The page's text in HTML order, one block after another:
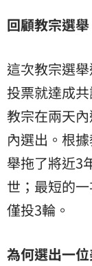
回顧教宗選
這次教宗選
投票就達成
教宗在兩天
內選出。根
舉拖了將近3
世；最短的
僅投3輪。
為何選出一